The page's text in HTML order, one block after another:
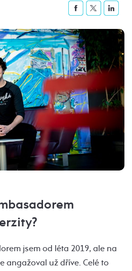
jsem od léta 2019, ale na
angažoval už dříve. Celé to